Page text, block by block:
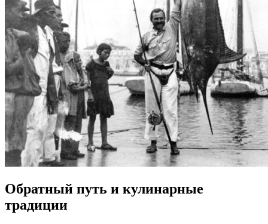
Обратный путь и кулинарные
традиции